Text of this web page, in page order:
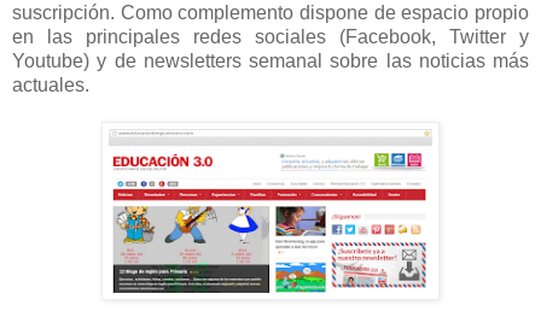
suscripción. Como complemento dispone de espacio propio
en las principales redes sociales (Facebook, Twitter y
Youtube) y de newsletters semanal sobre las noticias más
actuales.